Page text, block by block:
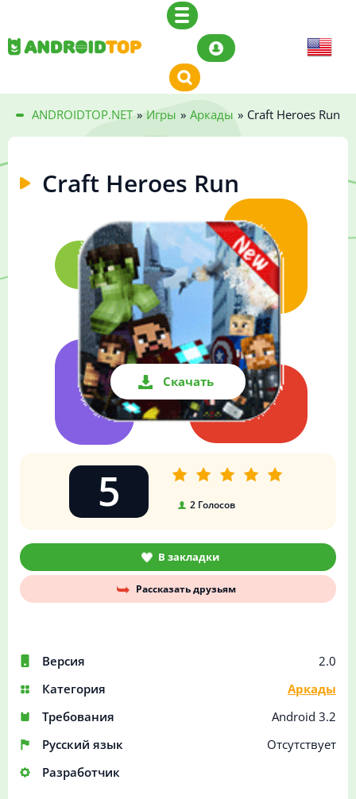
ANDROIDTOP.NET » Игры » Аркады » Craft Heroes Run
Craft Heroes Run
Скачать
Версия
2.0
Категория
Аркады
Требования
Android 3.2
Русский язык
Отсутствует
Разработчик
5 2Голосов
В закладки
Рассказать друзьям